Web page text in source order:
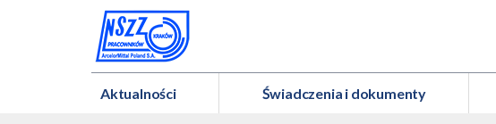
Aktualności Świadczenia i dokumenty